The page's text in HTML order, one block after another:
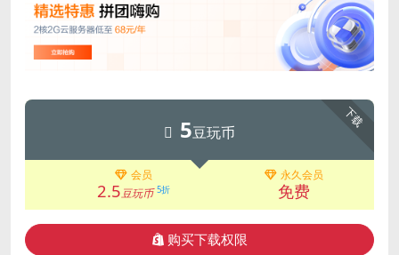
下载
5豆玩币
会员
2.5豆玩币 5折
永久会员
免费
购买下载权限